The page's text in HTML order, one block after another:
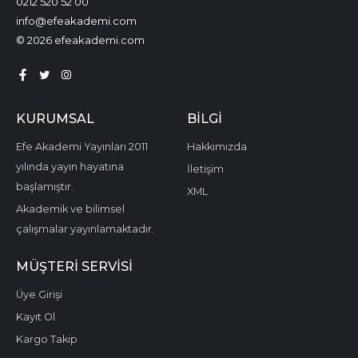
info@efeakademi.com
© 2026 efeakademi.com
KURUMSAL
Efe Akademi Yayınları 2011
yılında yayın hayatına
başlamıştır.
Akademik ve bilimsel
çalışmalar yayınlamaktadır.
BILGI
Hakkımızda
İletişim
XML
MÜŞTERI SERVISI
Üye Girişi
Kayıt Ol
Kargo Takip